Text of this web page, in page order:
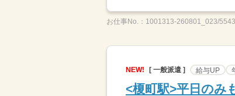
お仕事No.： 1001313-260801_023/5543
NEW! [ 一般派遣 ] 給与UP
<榎町駅>平日の